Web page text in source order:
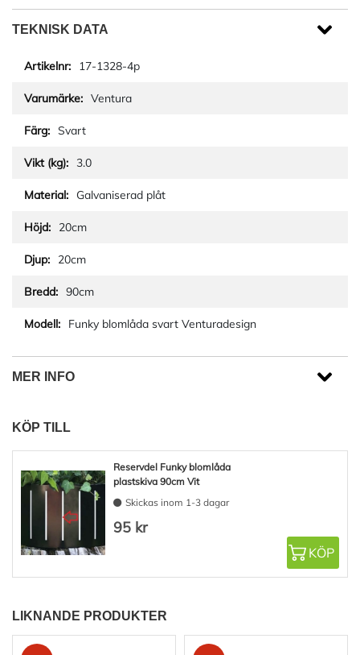
TEKNISK DATA
17-1328-4p
Ventura
Svart
3.0
Galvaniserad plåt
20cm
20cm
90cm
Funky blomlåda svart Venturadesign
MER INFO
KÖP TILL
Reservdel Funky blomlåda
plastskiva 90cm Vit
Skickas inom 1-3 dagar
95 kr
KÖP
LIKNANDE PRODUKTER